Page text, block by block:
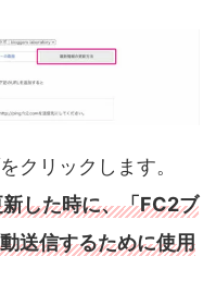
クリックします。
した時に、「FC2ブ
送信するために使用